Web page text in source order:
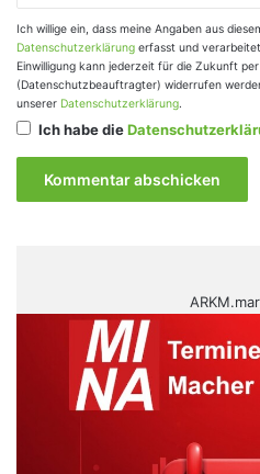
Ich willige ein, dass meine Angaben aus
Datenschutzerklärung erfasst und
Einwilligung kann jederzeit für die Zukunft
(Datenschutzbeauftragter) widerrufen
unserer Datenschutzerklärung.
Ich habe die